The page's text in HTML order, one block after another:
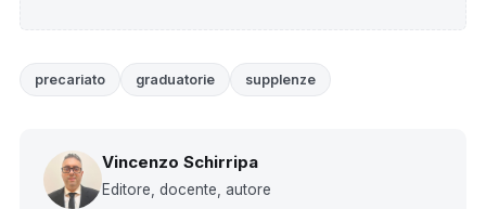
precariato graduatorie supplenze
Vincenzo Schirripa
Editore, docente, autore